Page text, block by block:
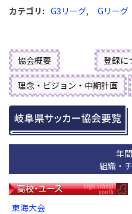
カテゴリ : G3リーグ, Gリーグ
協会概要 登録に
理念・ビジョン・中期計画
年
組織・
東海大会